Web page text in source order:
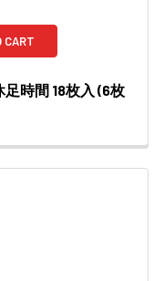
CART
時間 18枚入 (6枚
SHEET FOR
LION COOLING